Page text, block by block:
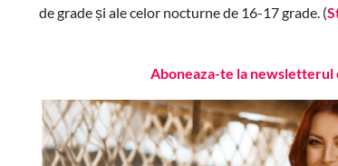
de grade și ale celor nocturne de 16-17 grade. (
Aboneaza-te la newsletterul